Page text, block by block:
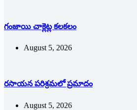
గంజాయి చాక్లెట్ల కలకలం
August 5, 2026
రసాయన పరిశ్రమలో ప్రమాదం
August 5, 2026